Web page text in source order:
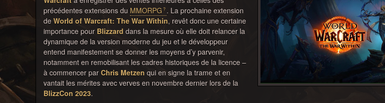
précédentes extensions du MMORPG . La prochaine extension
de World of Warcraft: The War Within, revêt donc une certaine
importance pour Blizzard dans la mesure où elle doit relancer la
dynamique de la version moderne du jeu et le développeur
entend manifestement se donner les moyens d’y parvenir,
notamment en remobilisant les cadres historiques de la licence –
à commencer par Chris Metzen qui en signe la trame et en
vantait les mérites avec verves en novembre dernier lors de la
BlizzCon 2023.